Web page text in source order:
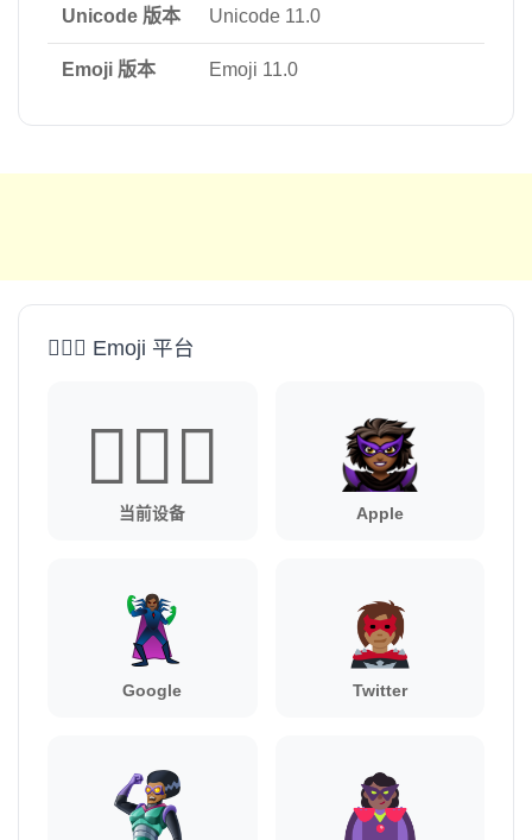
Unicode 版本 Unicode 11.0
Emoji 版本 Emoji 11.0
🦹🏾‍♀️ Emoji 平台
🦹🏾‍♀️
当前设备 Apple
Google Twitter